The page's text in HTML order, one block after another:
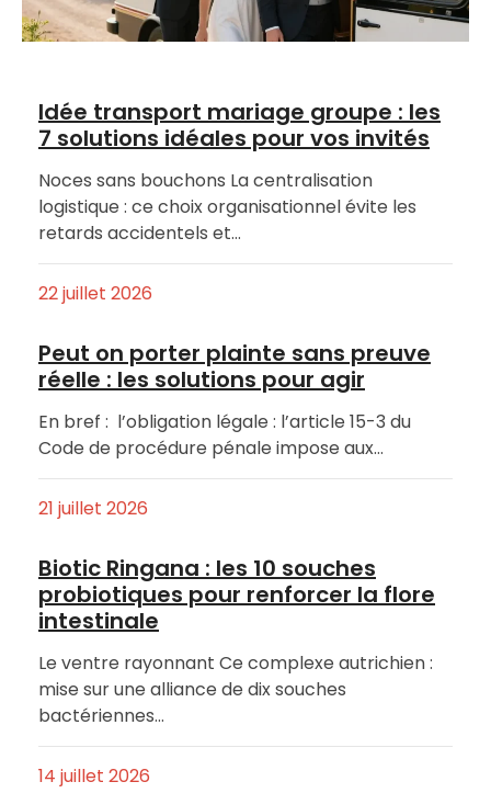
Idée transport mariage groupe : les
7 solutions idéales pour vos invités
Noces sans bouchons La centralisation
logistique : ce choix organisationnel évite les
retards accidentels et…
22 juillet 2026
Peut on porter plainte sans preuve
réelle : les solutions pour agir
En bref : l’obligation légale : l’article 15-3 du
Code de procédure pénale impose aux…
21 juillet 2026
Biotic Ringana : les 10 souches
probiotiques pour renforcer la flore
intestinale
Le ventre rayonnant Ce complexe autrichien :
mise sur une alliance de dix souches
bactériennes…
14 juillet 2026